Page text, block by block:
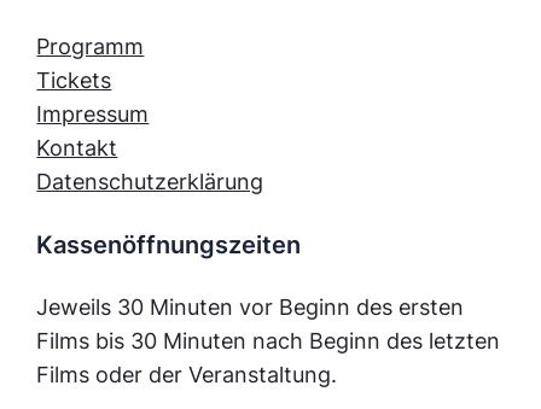
Programm
Tickets
Impressum
Kontakt
Datenschutzerklärung
Kassenöffnungszeiten
Jeweils 30 Minuten vor Beginn des ersten
Films bis 30 Minuten nach Beginn des letzten
Films oder der Veranstaltung.